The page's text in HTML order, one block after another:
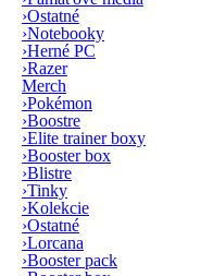
›Ostatné
›Notebooky
›Herné PC
›Razer
Merch
›Pokémon
›Boostre
›Elite trainer boxy
›Booster box
›Blistre
›Tinky
›Kolekcie
›Ostatné
›Lorcana
›Booster pack